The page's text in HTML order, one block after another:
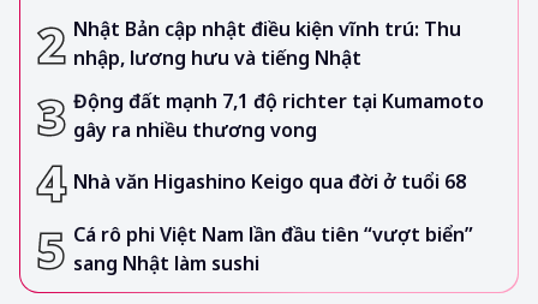
Nhật Bản cập nhật điều kiện vĩnh trú: Thu
nhập, lương hưu và tiếng Nhật
Động đất mạnh 7,1 độ richter tại Kumamoto
gây ra nhiều thương vong
Nhà văn Higashino Keigo qua đời ở tuổi 68
Cá rô phi Việt Nam lần đầu tiên “vượt biển”
sang Nhật làm sushi